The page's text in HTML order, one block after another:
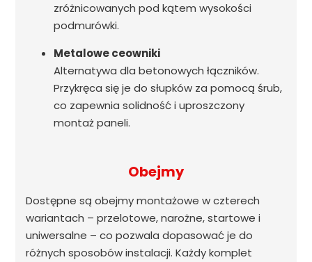
zróżnicowanych pod kątem wysokości
podmurówki.
Metalowe ceowniki
Alternatywa dla betonowych łączników.
Przykręca się je do słupków za pomocą śrub,
co zapewnia solidność i uproszczony
montaż paneli.
Obejmy
Dostępne są obejmy montażowe w czterech
wariantach – przelotowe, narożne, startowe i
uniwersalne – co pozwala dopasować je do
różnych sposobów instalacji. Każdy komplet